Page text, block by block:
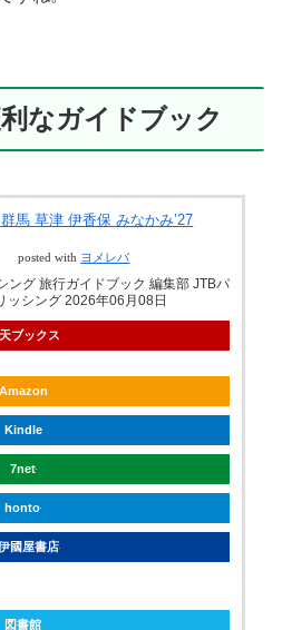
なガイドブック
馬 草津 伊香保 みなかみ’27
posted with ヨメレバ
ング 旅行ガイドブック 編集部 JTBパ
ッシング 2026年06月08日
ブックス
Amazon
Kindle
7net
honto
國屋書店
図書館